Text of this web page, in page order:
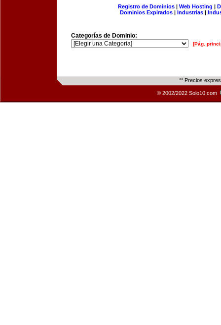
Registro de Dominios| Web Hosting |
Dominios Expirados | Industrias |
Categorías de Dominio:
[Pág.
** Precios
© 2002/2022 Solo10.com